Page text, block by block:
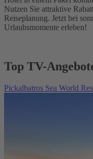
Nutzen Sie attraktive
Reiseplanung. Jetzt bei
Urlaubsmomente erleben!
Top TV-
Pickalbatros Sea World